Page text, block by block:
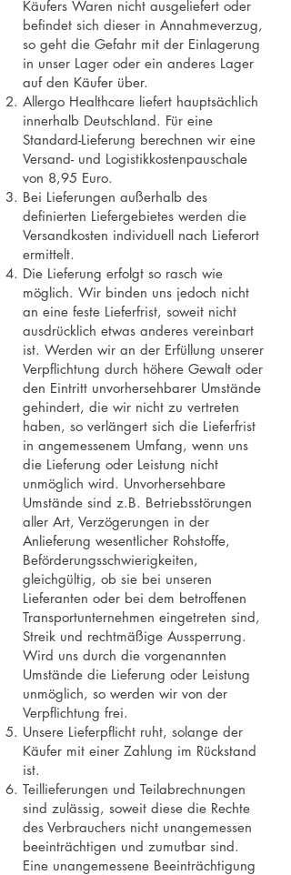
Käufers Waren nicht ausgeliefert oder
befindet sich dieser in Annahmeverzug,
so geht die Gefahr mit der Einlagerung
in unser Lager oder ein anderes Lager
auf den Käufer über.
Allergo Healthcare liefert hauptsächlich
innerhalb Deutschland. Für eine
Standard-Lieferung berechnen wir eine
Versand- und Logistikkostenpauschale
von 8,95 Euro.
Bei Lieferungen außerhalb des
definierten Liefergebietes werden die
Versandkosten individuell nach Lieferort
ermittelt.
Die Lieferung erfolgt so rasch wie
möglich. Wir binden uns jedoch nicht
an eine feste Lieferfrist, soweit nicht
ausdrücklich etwas anderes vereinbart
ist. Werden wir an der Erfüllung unserer
Verpflichtung durch höhere Gewalt oder
den Eintritt unvorhersehbarer Umstände
gehindert, die wir nicht zu vertreten
haben, so verlängert sich die Lieferfrist
in angemessenem Umfang, wenn uns
die Lieferung oder Leistung nicht
unmöglich wird. Unvorhersehbare
Umstände sind z.B. Betriebsstörungen
aller Art, Verzögerungen in der
Anlieferung wesentlicher Rohstoffe,
Beförderungsschwierigkeiten,
gleichgültig, ob sie bei unseren
Lieferanten oder bei dem betroffenen
Transportunternehmen eingetreten sind,
Streik und rechtmäßige Aussperrung.
Wird uns durch die vorgenannten
Umstände die Lieferung oder Leistung
unmöglich, so werden wir von der
Verpflichtung frei.
Unsere Lieferpflicht ruht, solange der
Käufer mit einer Zahlung im Rückstand
ist.
Teillieferungen und Teilabrechnungen
sind zulässig, soweit diese die Rechte
des Verbrauchers nicht unangemessen
beeinträchtigen und zumutbar sind.
Eine unangemessene Beeinträchtigung